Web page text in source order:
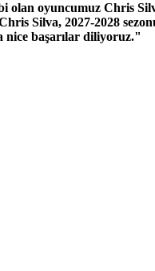
olan oyuncumuz Chris
Silva, 2027-2028
nice başarılar diliyoruz."